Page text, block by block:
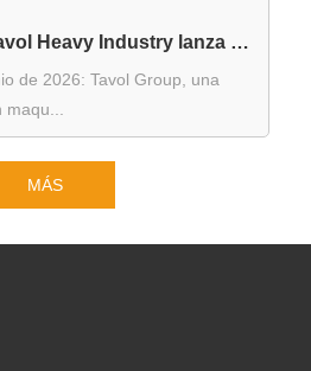
Éxito innovador: Tavol Heavy Industry lanza una base de fabricación inteligente para solidificar su 'foso de escalabilidad'
de 2026: Tavol Group, una
MÁS